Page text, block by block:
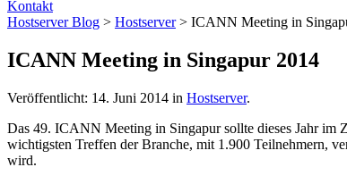
Kontakt
Hostserver Blog > Hostserver> ICANN Meeting in
ICANN Meeting in Singapur 2014
Veröffentlicht: 14. Juni 2014 in Hostserver.
Das 49. ICANN Meeting in Singapur sollte dieses Jahr im
wichtigsten Treffen der Branche, mit 1.900 Teilnehmern,
wird.